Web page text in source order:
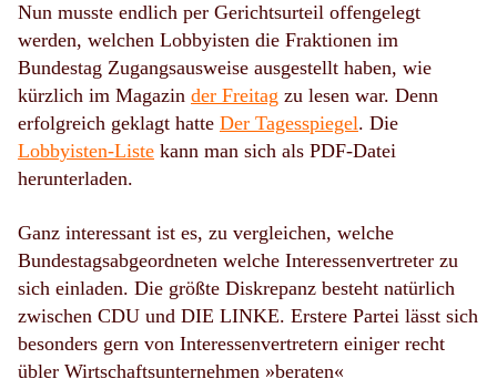
Nun musste endlich per Gerichtsurteil offengelegt
werden, welchen Lobbyisten die Fraktionen im
Bundestag Zugangsausweise ausgestellt haben, wie
kürzlich im Magazin der Freitag zu lesen war. Denn
erfolgreich geklagt hatte Der Tagesspiegel. Die
Lobbyisten-Liste kann man sich als PDF-Datei
herunterladen.
Ganz interessant ist es, zu vergleichen, welche
Bundestagsabgeordneten welche Interessenvertreter zu
sich einladen. Die größte Diskrepanz besteht natürlich
zwischen CDU und DIE LINKE. Erstere Partei lässt sich
besonders gern von Interessenvertretern einiger recht
übler Wirtschaftsunternehmen »beraten«